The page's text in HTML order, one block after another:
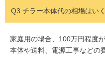
Q3:チラー本体代の相場はい
家庭用の場合、100万円程度
本体や送料、電源工事などの